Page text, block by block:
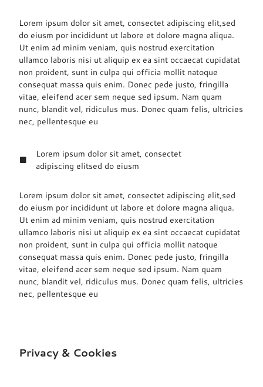
Lorem ipsum dolor sit amet, consectet adipiscing elit,sed
do eiusm por incididunt ut labore et dolore magna aliqua.
Ut enim ad minim veniam, quis nostrud exercitation
ullamco laboris nisi ut aliquip ex ea sint occaecat cupidatat
non proident, sunt in culpa qui officia mollit natoque
consequat massa quis enim. Donec pede justo, fringilla
vitae, eleifend acer sem neque sed ipsum. Nam quam
nunc, blandit vel, ridiculus mus. Donec quam felis, ultricies
nec, pellentesque eu
Lorem ipsum dolor sit amet, consectet
adipiscing elitsed do eiusm
Lorem ipsum dolor sit amet, consectet adipiscing elit,sed
do eiusm por incididunt ut labore et dolore magna aliqua.
Ut enim ad minim veniam, quis nostrud exercitation
ullamco laboris nisi ut aliquip ex ea sint occaecat cupidatat
non proident, sunt in culpa qui officia mollit natoque
consequat massa quis enim. Donec pede justo, fringilla
vitae, eleifend acer sem neque sed ipsum. Nam quam
nunc, blandit vel, ridiculus mus. Donec quam felis, ultricies
nec, pellentesque eu
Privacy & Cookies